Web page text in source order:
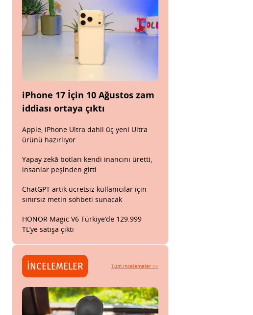
iPhone 17 İçin 10 Ağustos zam
iddiası ortaya çıktı
Apple, iPhone Ultra dahil üç yeni Ultra
ürünü hazırlıyor
Yapay zekâ botları kendi inancını üretti,
insanlar peşinden gitti
ChatGPT artık ücretsiz kullanıcılar için
sınırsız metin sohbeti sunacak
HONOR Magic V6 Türkiye’de 129.999
TL’ye satışa çıktı
İNCELEMELER Tüm incelemeler >>